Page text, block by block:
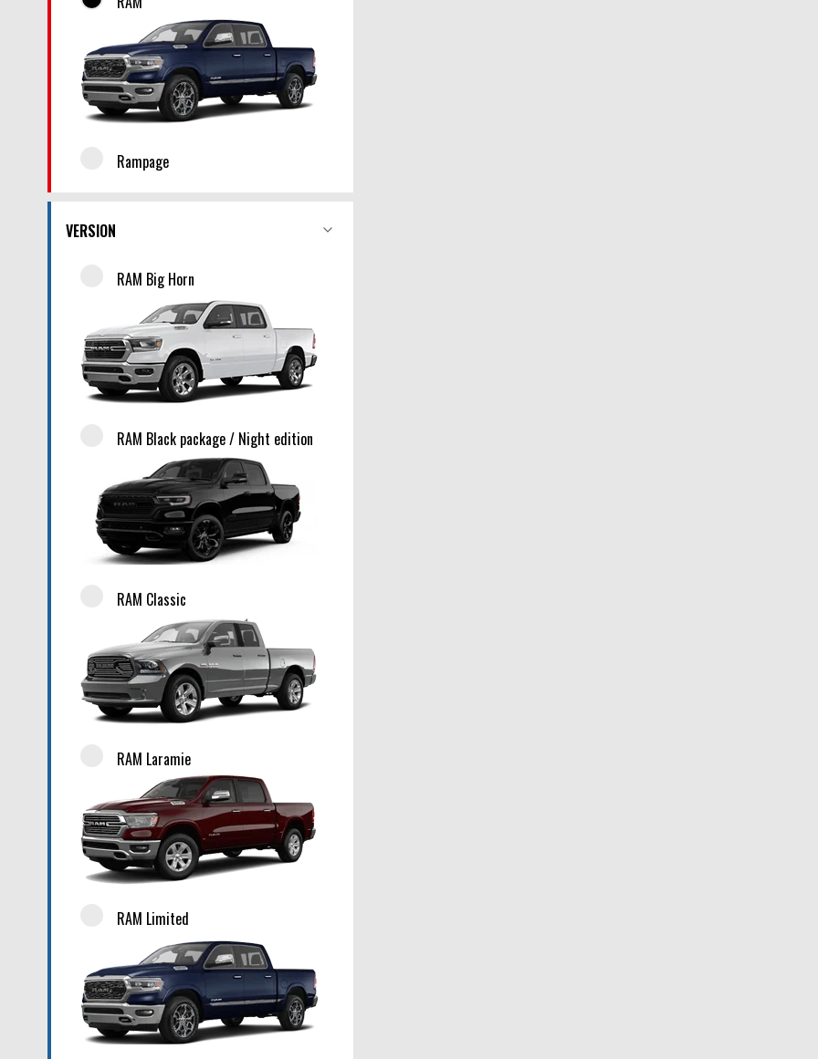
Rampage
VERSION
RAM Big Horn
RAM Black package / Night edition
RAM Classic
RAM Laramie
RAM Limited